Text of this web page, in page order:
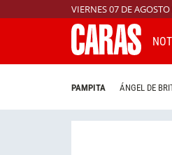
VIERNES 07 DE
PAMPITA ÁNGEL DE